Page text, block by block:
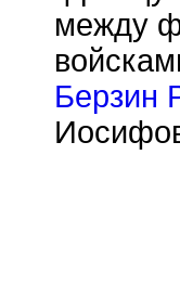
между
Берзин